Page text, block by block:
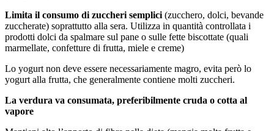
Limita il consumo di zuccheri semplici (zucchero, dolci, bevande
zuccherate) soprattutto alla sera. Utilizza in quantità controllata i
prodotti dolci da spalmare sul pane o sulle fette biscottate (quali
marmellate, confetture di frutta, miele e creme)
Lo yogurt non deve essere necessariamente magro, evita però lo
yogurt alla frutta, che generalmente contiene molti zuccheri.
La verdura va consumata, preferibilmente cruda o cotta al
vapore